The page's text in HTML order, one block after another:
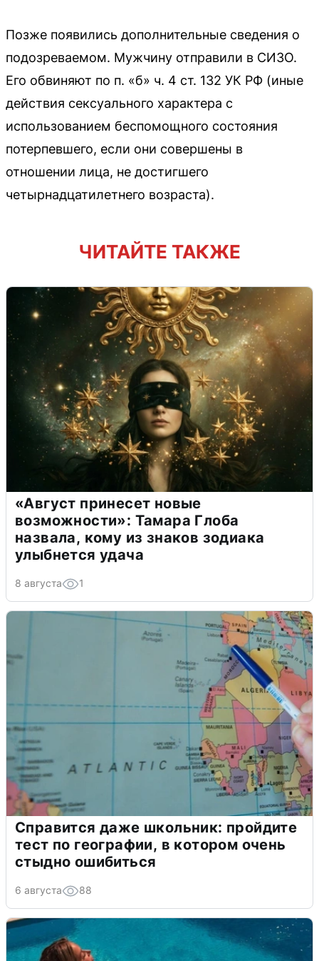
Позже появились дополнительные сведения о
подозреваемом. Мужчину отправили в СИЗО.
Его обвиняют по п. «б» ч. 4 ст. 132 УК РФ (иные
действия сексуального характера с
использованием беспомощного состояния
потерпевшего, если они совершены в
отношении лица, не достигшего
четырнадцатилетнего возраста).
ЧИТАЙТЕ ТАКЖЕ
«Август принесет новые
возможности»: Тамара Глоба
назвала, кому из знаков зодиака
улыбнется удача
8 августа 1
Справится даже школьник: пройдите
тест по географии, в котором очень
стыдно ошибиться
6 августа 88